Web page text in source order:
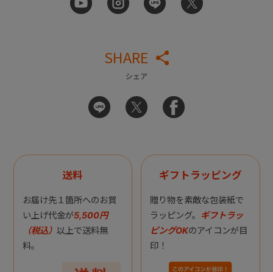
SHARE
シェア
送料
お届け先１箇所へのお買
い上げ代金が5,500円
（税込） 以上で送料無
料。
ギフトラッピング
贈り物を素敵な包装紙で
ラッピング。 ギフトラッ
ピングOKのアイコンが目
印！